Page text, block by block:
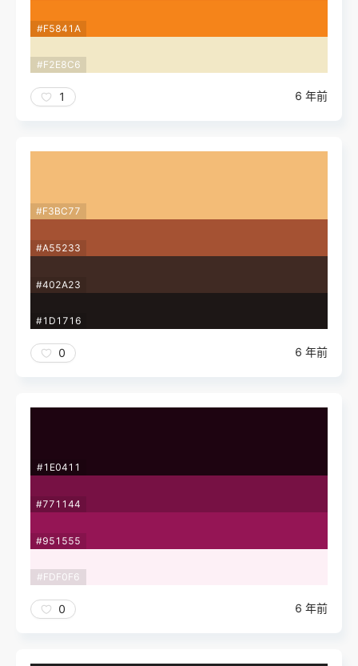
#F5841A
#F2E8C6
1 6 年前
#F3BC77
#A55233
#402A23
#1D1716
0 6 年前
#1E0411
#771144
#951555
#FDF0F6
0 6 年前